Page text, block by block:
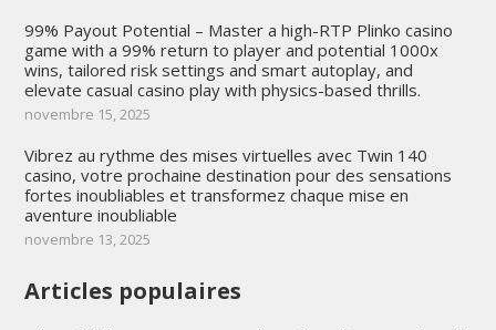
99% Payout Potential – Master a high-RTP Plinko casino
game with a 99% return to player and potential 1000x
wins, tailored risk settings and smart autoplay, and
elevate casual casino play with physics-based thrills.
novembre 15, 2025
Vibrez au rythme des mises virtuelles avec Twin 140
casino, votre prochaine destination pour des sensations
fortes inoubliables et transformez chaque mise en
aventure inoubliable
novembre 13, 2025
Articles populaires